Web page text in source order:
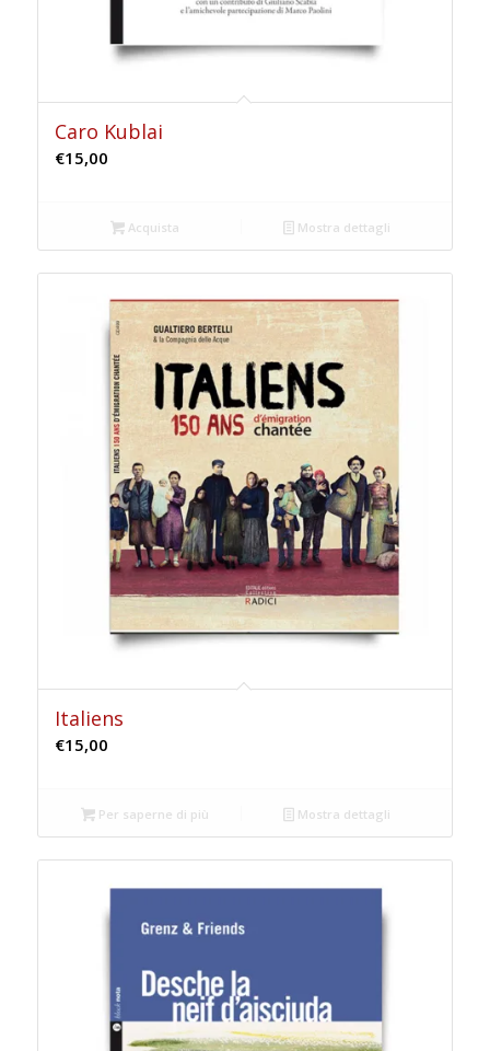
Caro Kublai
€15,00
Acquista Mostra dettagli
Italiens
€15,00
Per saperne di più Mostra dettagli